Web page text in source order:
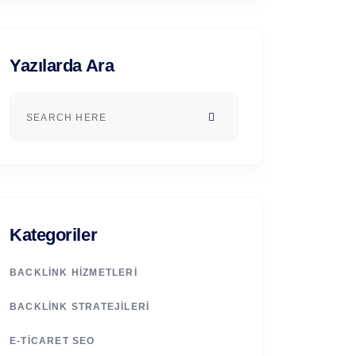
Yazılarda Ara
Kategoriler
BACKLINK HIZMETLERI
BACKLINK STRATEJILERI
E-TICARET SEO